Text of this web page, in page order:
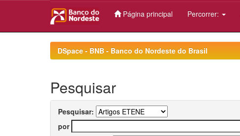
Página principal Percorrer:
DSpace - BNB - Banco do Nordeste do Brasil
Pesquisar
Pesquisar:
por